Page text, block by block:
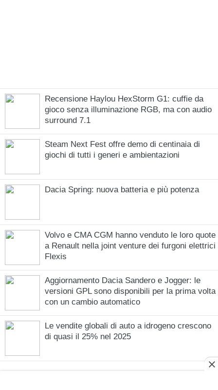
Recensione Haylou HexStorm G1: cuffie da
gioco senza illuminazione RGB, ma con audio
surround 7.1
Steam Next Fest offre demo di centinaia di
giochi di tutti i generi e ambientazioni
Dacia Spring: nuova batteria e più potenza
Volvo e CMA CGM hanno venduto le loro quote
a Renault nella joint venture dei furgoni elettrici
Flexis
Aggiornamento Dacia Sandero e Jogger: le
versioni GPL sono disponibili per la prima volta
con un cambio automatico
Le vendite globali di auto a idrogeno crescono
di quasi il 25% nel 2025